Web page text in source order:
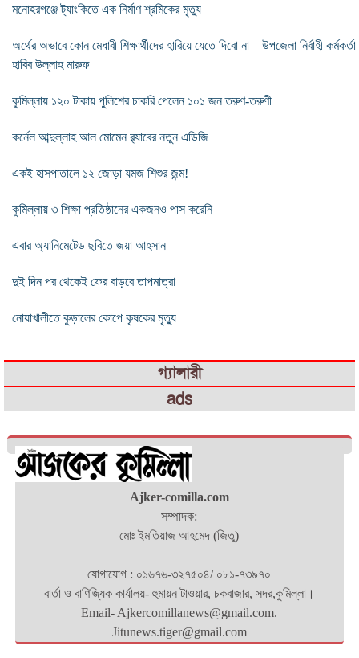
মনোহরগঞ্জে ট্যাংকিতে এক নির্মাণ শ্রমিকের মৃত্যু
অর্থের অভাবে কোন মেধাবী শিক্ষার্থীদের হারিয়ে যেতে দিবো না – উপজেলা নির্বাহী কর্মকর্তা
হাবিব উল্লাহ মারুফ
কুমিল্লায় ১২০ টাকায় পুলিশের চাকরি পেলেন ১০১ জন তরুণ-তরুণী
কর্নেল আব্দুল্লাহ আল মোমেন র‌্যাবের নতুন এডিজি
একই হাসপাতালে ১২ জোড়া যমজ শিশুর জন্ম!
কুমিল্লায় ৩ শিক্ষা প্রতিষ্ঠানের একজনও পাস করেনি
এবার অ্যানিমেটেড ছবিতে জয়া আহসান
দুই দিন পর থেকেই ফের বাড়বে তাপমাত্রা
নোয়াখালীতে কুড়ালের কোপে কৃষকের মৃত্যু
গ্যালারী
ads
Ajker-comilla.com
সম্পাদক:
মোঃ ইমতিয়াজ আহমেদ (জিতু)
যোগাযোগ : ০১৬৭৬-৩২৭৫০৪/ ০৮১-৭৩৯৭০
বার্তা ও বাণিজ্যিক কার্যালয়- হুমায়ন টাওয়ার, চকবাজার, সদর,কুমিল্লা।
Email- Ajkercomillanews@gmail.com.
Jitunews.tiger@gmail.com